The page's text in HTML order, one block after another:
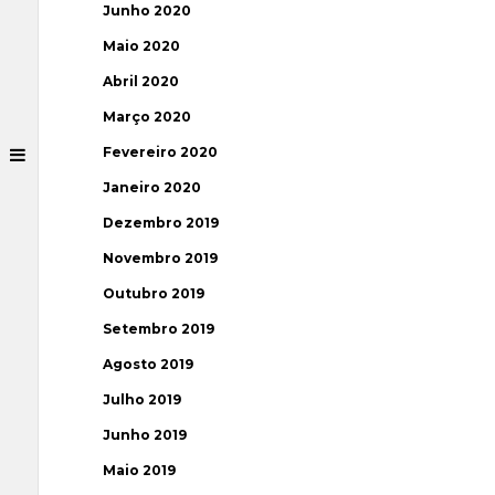
Junho 2020
Maio 2020
Abril 2020
Março 2020
Fevereiro 2020
Janeiro 2020
Dezembro 2019
Novembro 2019
Outubro 2019
Setembro 2019
Agosto 2019
Julho 2019
Junho 2019
Maio 2019